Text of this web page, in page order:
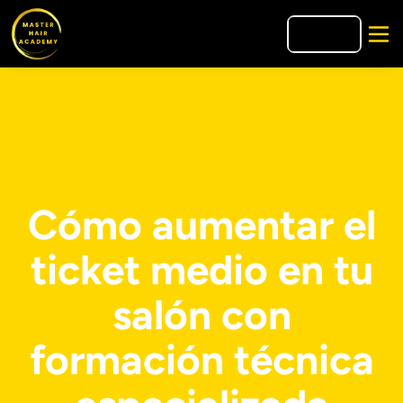
Cómo aumentar el
ticket medio en tu
salón con
formación técnica